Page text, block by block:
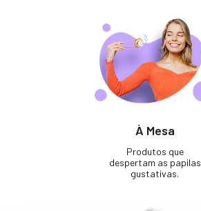
À Mesa
Produtos que
despertam as papilas
gustativas.